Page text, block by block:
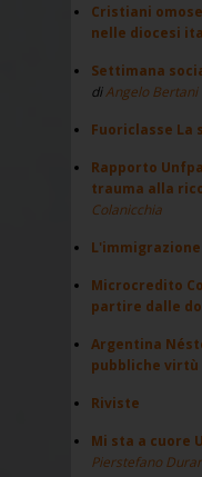
Cristiani
nelle diocesi
Settimana
diAngelo Bertani
Fuoriclasse La
Rapporto
trauma alla
Colanicchia
Microcredito
partire dalle
Argentina
pubbliche virtù
Riviste
Mi sta a cuore
Pierstefano